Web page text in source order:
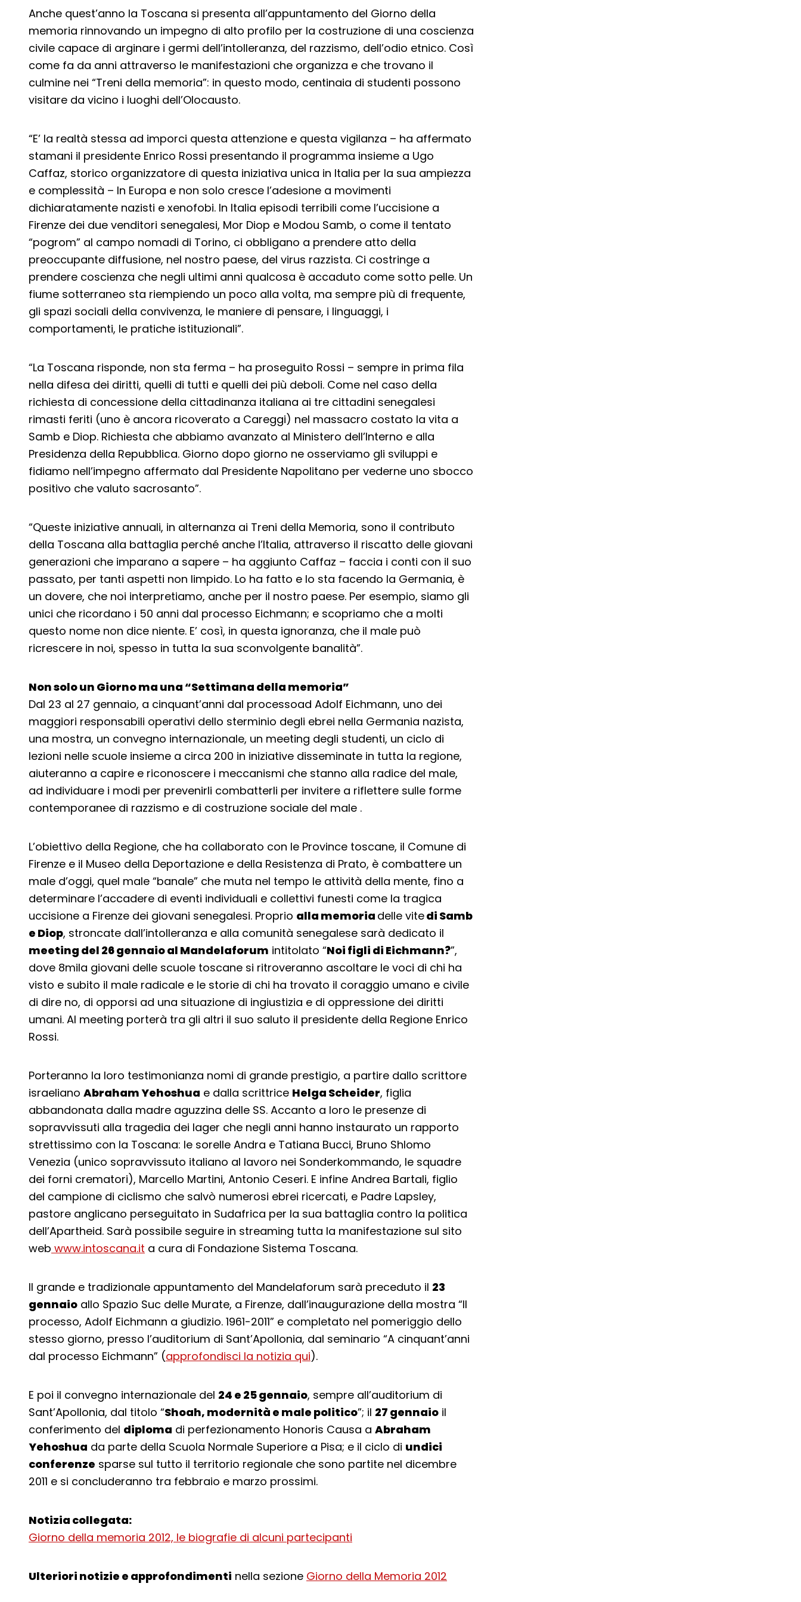
Anche quest’anno la Toscana si presenta all’appuntamento del Giorno della
memoria rinnovando un impegno di alto profilo per la costruzione di una coscienza
civile capace di arginare i germi dell’intolleranza, del razzismo, dell’odio etnico. Così
come fa da anni attraverso le manifestazioni che organizza e che trovano il
culmine nei “Treni della memoria”: in questo modo, centinaia di studenti possono
visitare da vicino i luoghi dell’Olocausto.
“E’ la realtà stessa ad imporci questa attenzione e questa vigilanza – ha affermato
stamani il presidente Enrico Rossi presentando il programma insieme a Ugo
Caffaz, storico organizzatore di questa iniziativa unica in Italia per la sua ampiezza
e complessità – In Europa e non solo cresce l’adesione a movimenti
dichiaratamente nazisti e xenofobi. In Italia episodi terribili come l’uccisione a
Firenze dei due venditori senegalesi, Mor Diop e Modou Samb, o come il tentato
“pogrom” al campo nomadi di Torino, ci obbligano a prendere atto della
preoccupante diffusione, nel nostro paese, del virus razzista. Ci costringe a
prendere coscienza che negli ultimi anni qualcosa è accaduto come sotto pelle. Un
fiume sotterraneo sta riempiendo un poco alla volta, ma sempre più di frequente,
gli spazi sociali della convivenza, le maniere di pensare, i linguaggi, i
comportamenti, le pratiche istituzionali”.
“La Toscana risponde, non sta ferma – ha proseguito Rossi – sempre in prima fila
nella difesa dei diritti, quelli di tutti e quelli dei più deboli. Come nel caso della
richiesta di concessione della cittadinanza italiana ai tre cittadini senegalesi
rimasti feriti (uno è ancora ricoverato a Careggi) nel massacro costato la vita a
Samb e Diop. Richiesta che abbiamo avanzato al Ministero dell’Interno e alla
Presidenza della Repubblica. Giorno dopo giorno ne osserviamo gli sviluppi e
fidiamo nell’impegno affermato dal Presidente Napolitano per vederne uno sbocco
positivo che valuto sacrosanto”.
“Queste iniziative annuali, in alternanza ai Treni della Memoria, sono il contributo
della Toscana alla battaglia perché anche l’Italia, attraverso il riscatto delle giovani
generazioni che imparano a sapere – ha aggiunto Caffaz – faccia i conti con il suo
passato, per tanti aspetti non limpido. Lo ha fatto e lo sta facendo la Germania, è
un dovere, che noi interpretiamo, anche per il nostro paese. Per esempio, siamo gli
unici che ricordano i 50 anni dal processo Eichmann; e scopriamo che a molti
questo nome non dice niente. E’ così, in questa ignoranza, che il male può
ricrescere in noi, spesso in tutta la sua sconvolgente banalità”.
Non solo un Giorno ma una “Settimana della memoria”
Dal 23 al 27 gennaio, a cinquant’anni dal processoad Adolf Eichmann, uno dei
maggiori responsabili operativi dello sterminio degli ebrei nella Germania nazista,
una mostra, un convegno internazionale, un meeting degli studenti, un ciclo di
lezioni nelle scuole insieme a circa 200 in iniziative disseminate in tutta la regione,
aiuteranno a capire e riconoscere i meccanismi che stanno alla radice del male,
ad individuare i modi per prevenirli combatterli per invitere a riflettere sulle forme
contemporanee di razzismo e di costruzione sociale del male .
L’obiettivo della Regione, che ha collaborato con le Province toscane, il Comune di
Firenze e il Museo della Deportazione e della Resistenza di Prato, è combattere un
male d’oggi, quel male “banale” che muta nel tempo le attività della mente, fino a
determinare l’accadere di eventi individuali e collettivi funesti come la tragica
uccisione a Firenze dei giovani senegalesi. Proprio alla memoria delle vitedi Samb
e Diop, stroncate dall’intolleranza e alla comunità senegalese sarà dedicato il
meeting del 26 gennaio al Mandelaforum intitolato “Noi figli di Eichmann?”,
dove 8mila giovani delle scuole toscane si ritroveranno ascoltare le voci di chi ha
visto e subito il male radicale e le storie di chi ha trovato il coraggio umano e civile
di dire no, di opporsi ad una situazione di ingiustizia e di oppressione dei diritti
umani. Al meeting porterà tra gli altri il suo saluto il presidente della Regione Enrico
Rossi.
Porteranno la loro testimonianza nomi di grande prestigio, a partire dallo scrittore
israeliano Abraham Yehoshua e dalla scrittrice Helga Scheider, figlia
abbandonata dalla madre aguzzina delle SS. Accanto a loro le presenze di
sopravvissuti alla tragedia dei lager che negli anni hanno instaurato un rapporto
strettissimo con la Toscana: le sorelle Andra e Tatiana Bucci, Bruno Shlomo
Venezia (unico sopravvissuto italiano al lavoro nei Sonderkommando, le squadre
dei forni crematori), Marcello Martini, Antonio Ceseri. E infine Andrea Bartali, figlio
del campione di ciclismo che salvò numerosi ebrei ricercati, e Padre Lapsley,
pastore anglicano perseguitato in Sudafrica per la sua battaglia contro la politica
dell’Apartheid. Sarà possibile seguire in streaming tutta la manifestazione sul sito
web www.intoscana.it a cura di Fondazione Sistema Toscana.
Il grande e tradizionale appuntamento del Mandelaforum sarà preceduto il 23
gennaio allo Spazio Suc delle Murate, a Firenze, dall’inaugurazione della mostra “Il
processo, Adolf Eichmann a giudizio. 1961-2011” e completato nel pomeriggio dello
stesso giorno, presso l’auditorium di Sant’Apollonia, dal seminario “A cinquant’anni
dal processo Eichmann” (approfondisci la notizia qui).
E poi il convegno internazionale del 24 e 25 gennaio, sempre all’auditorium di
Sant’Apollonia, dal titolo “Shoah, modernità e male politico”; il 27 gennaio il
conferimento del diploma di perfezionamento Honoris Causa a Abraham
Yehoshua da parte della Scuola Normale Superiore a Pisa; e il ciclo di undici
conferenze sparse sul tutto il territorio regionale che sono partite nel dicembre
2011 e si concluderanno tra febbraio e marzo prossimi.
Notizia collegata:
Giorno della memoria 2012, le biografie di alcuni partecipanti
Ulteriori notizie e approfondimenti nella sezione Giorno della Memoria 2012